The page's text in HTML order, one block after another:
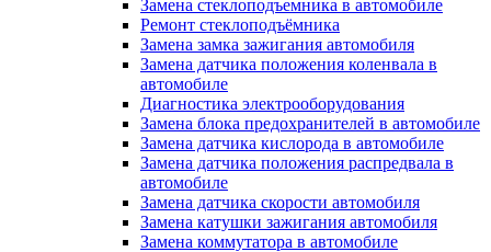
Замена стеклоподъемника в автомобиле
Ремонт стеклоподъёмника
Замена замка зажигания автомобиля
Замена датчика положения коленвала в
автомобиле
Диагностика электрооборудования
Замена блока предохранителей в автомобиле
Замена датчика кислорода в автомобиле
Замена датчика положения распредвала в
автомобиле
Замена датчика скорости автомобиля
Замена катушки зажигания автомобиля
Замена коммутатора в автомобиле